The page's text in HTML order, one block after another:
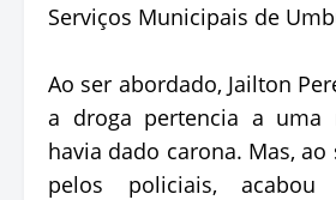
Serviços Municipais de
Ao ser abordado, Jailton
a droga pertencia a uma
havia dado carona. Mas,
pelos policiais, acabou